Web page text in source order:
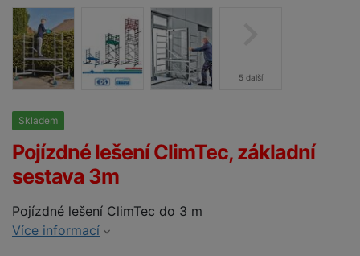
5 další
Skladem
Pojízdné lešení ClimTec, základní
sestava 3m
Pojízdné lešení ClimTec do 3 m
Více informací